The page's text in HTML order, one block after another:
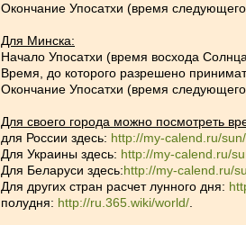
Окончание Упосатхи (время
Для Минска:
Начало Упосатхи (время восхода
Время, до которого разрешено
Окончание Упосатхи (время
Для своего города можно посмотреть
для России здесь: http://my-calend.ru/
Для Украины здесь: http://my-calend.ru/
Для Беларуси здесь:http://my-calend.ru/
Для других стран расчет лунного дня:
полудня: http://ru.365.wiki/world/